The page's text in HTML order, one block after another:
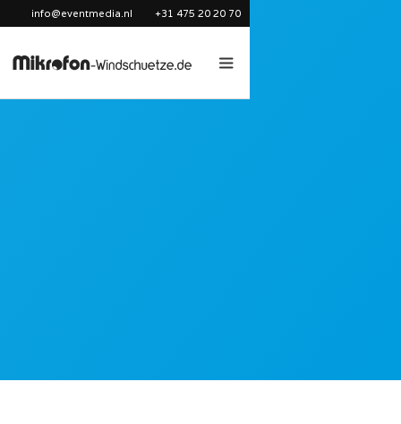
info@eventmedia.nl +31 475 20 20 70